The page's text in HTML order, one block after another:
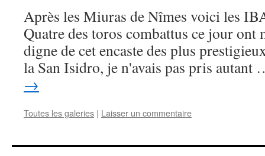
Après les Miuras de Nîmes voici les
Quatre des toros combattus ce jour ont
digne de cet encaste des plus
la San Isidro, je n'avais pas pris
→
Toutes les galeries | Laisser un commentaire